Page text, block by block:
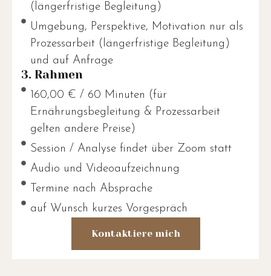
(längerfristige Begleitung)
Umgebung, Perspektive, Motivation nur als
Prozessarbeit (längerfristige Begleitung)
und auf Anfrage
3. Rahmen
160,00 € / 60 Minuten (für
Ernährungsbegleitung & Prozessarbeit
gelten andere Preise)
Session / Analyse findet über Zoom statt
Audio und Videoaufzeichnung
Termine nach Absprache
auf Wunsch kurzes Vorgespräch
Kontaktiere mich